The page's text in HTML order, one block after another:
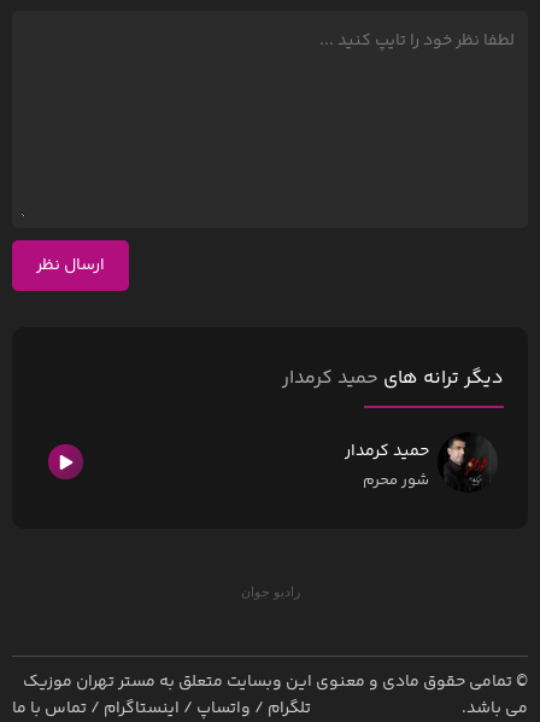
ارسال نظر
دیگر ترانه های حمید کرمدار
حمید کرمدار
شور محرم
رادیو جوان
© تمامی حقوق مادی و معنوی این وبسایت متعلق به مستر تهران موزیک
می باشد.
تلگرام / واتساپ / اینستاگرام /تماس با ما